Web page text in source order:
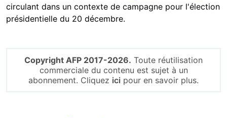
circulant dans un contexte de campagne pour l'élection
présidentielle du 20 décembre.
Copyright AFP 2017-2026. Toute réutilisation
commerciale du contenu est sujet à un
abonnement. Cliquez ici pour en savoir plus.